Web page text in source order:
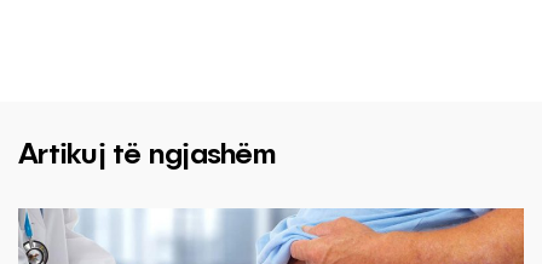
Artikuj të ngjashëm